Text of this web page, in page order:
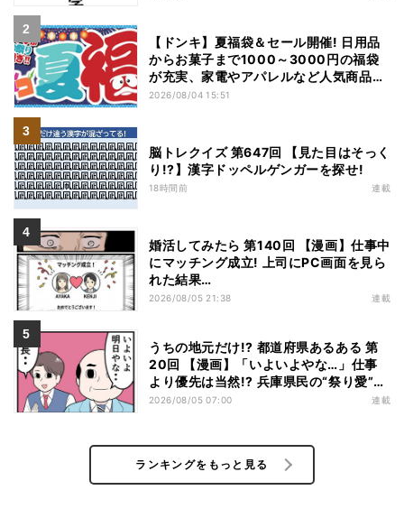
【ドンキ】夏福袋＆セール開催! 日用品
からお菓子まで1000～3000円の福袋
が充実、家電やアパレルなど人気商品も
特価
2026/08/04 15:51
脳トレクイズ 第647回 【見た目はそっく
り!?】漢字ドッペルゲンガーを探せ!
18時間前 連載
婚活してみたら 第140回 【漫画】仕事中
にマッチング成立! 上司にPC画面を見ら
れた結果…
2026/08/05 21:38 連載
うちの地元だけ!? 都道府県あるある 第
20回 【漫画】「いよいよやな…」仕事
より優先は当然!? 兵庫県民の“祭り愛”が
熱すぎた
2026/08/05 07:00 連載
ランキングをもっと見る